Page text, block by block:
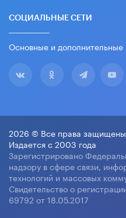
СОЦИАЛЬНЫЕ СЕТИ
Основные и
2026 © Все права
Издается с 2003 года
Зарегистрировано
надзору в сфере связи,
технологий и массовых
Свидетельство о
69792 от 18.05.2017